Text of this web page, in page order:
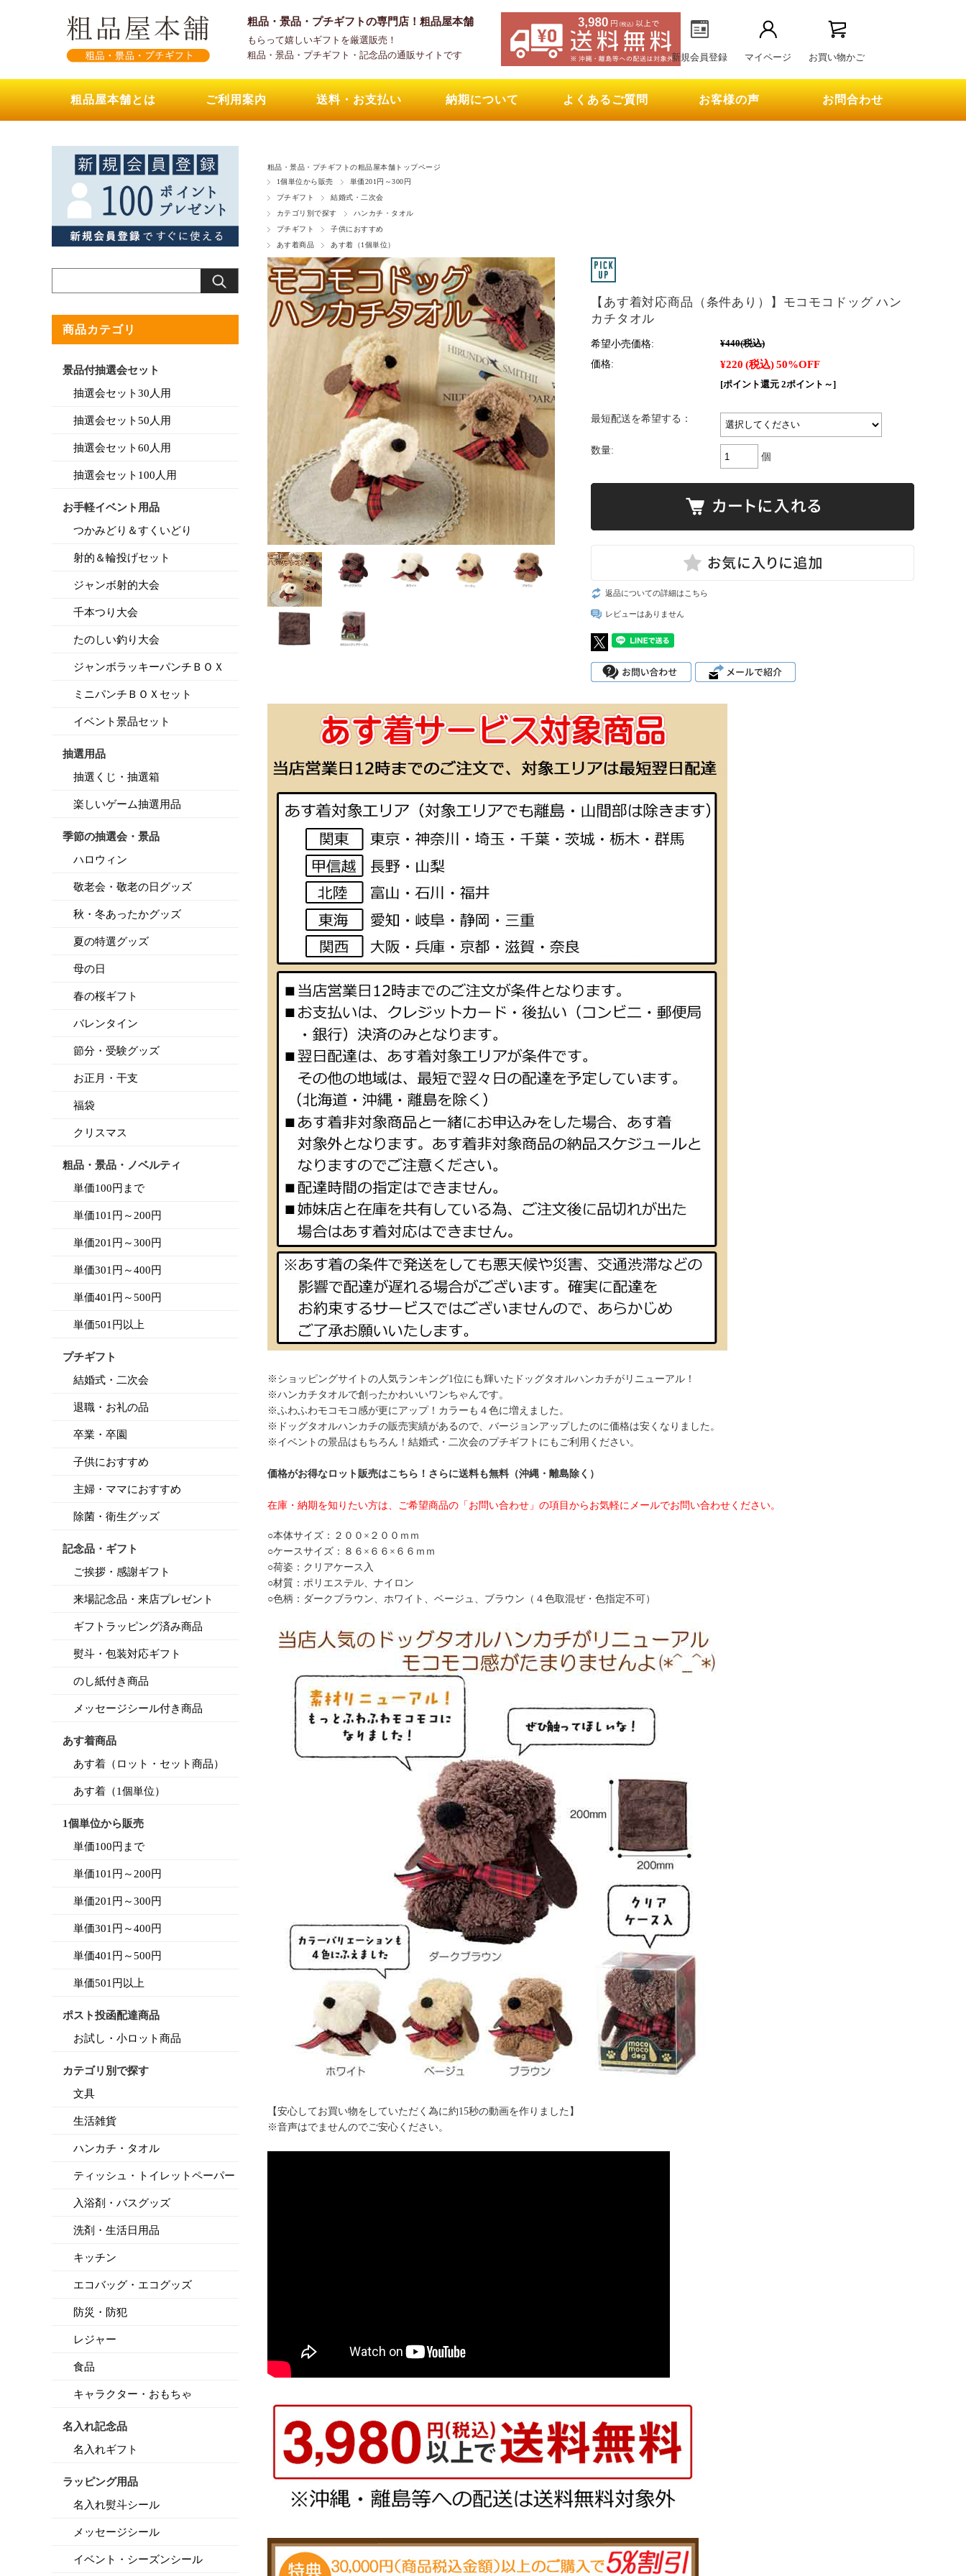
粗品・景品・プチギフトの専門店！粗品屋本舗
もらって嬉しいギフトを厳選販売！
粗品・景品・プチギフト・記念品の通販サイトです
新規会員登録 マイページ お買い物かご
粗品屋本舗とは ご利用案内 送料・お支払い 納期について よくあるご質問 お客様の声 お問合わせ
粗品・景品・プチギフトの粗品屋本舗トップページ
1個単位から販売
単価201円～300円
プチギフト
結婚式・二次会
カテゴリ別で探す
ハンカチ・タオル
プチギフト
子供におすすめ
あす着商品
あす着（1個単位）
【あす着対応商品（条件あり）】モコモコドッグ ハン
カチタオル
希望小売価格: ¥440(税込)
価格: ¥220 (税込)50%OFF
[ポイント還元 2ポイント～]
最短配送を希望する：
数量:
個
返品についての詳細はこちら
レビューはありません
※ショッピングサイトの人気ランキング1位にも輝いたドッグタオルハンカチがリニューアル！
※ハンカチタオルで創ったかわいいワンちゃんです。
※ふわふわモコモコ感が更にアップ！カラーも４色に増えました。
※ドッグタオルハンカチの販売実績があるので、バージョンアップしたのに価格は安くなりました。
※イベントの景品はもちろん！結婚式・二次会のプチギフトにもご利用ください。
価格がお得なロット販売はこちら！さらに送料も無料（沖縄・離島除く）
在庫・納期を知りたい方は、ご希望商品の「お問い合わせ」の項目からお気軽にメールでお問い合わせください。
○本体サイズ：２００×２００ｍｍ
○ケースサイズ：８６×６６×６６ｍｍ
○荷姿：クリアケース入
○材質：ポリエステル、ナイロン
○色柄：ダークブラウン、ホワイト、ベージュ、ブラウン（４色取混ぜ・色指定不可）
【安心してお買い物をしていただく為に約15秒の動画を作りました】
※音声はでませんのでご安心ください。
商品カテゴリ
景品付抽選会セット
抽選会セット30人用
抽選会セット50人用
抽選会セット60人用
抽選会セット100人用
お手軽イベント用品
つかみどり＆すくいどり
射的＆輪投げセット
ジャンボ射的大会
千本つり大会
たのしい釣り大会
ジャンボラッキーパンチＢＯＸ
ミニパンチＢＯＸセット
イベント景品セット
抽選用品
抽選くじ・抽選箱
楽しいゲーム抽選用品
季節の抽選会・景品
ハロウィン
敬老会・敬老の日グッズ
秋・冬あったかグッズ
夏の特選グッズ
母の日
春の桜ギフト
バレンタイン
節分・受験グッズ
お正月・干支
福袋
クリスマス
粗品・景品・ノベルティ
単価100円まで
単価101円～200円
単価201円～300円
単価301円～400円
単価401円～500円
単価501円以上
プチギフト
結婚式・二次会
退職・お礼の品
卒業・卒園
子供におすすめ
主婦・ママにおすすめ
除菌・衛生グッズ
記念品・ギフト
ご挨拶・感謝ギフト
来場記念品・来店プレゼント
ギフトラッピング済み商品
熨斗・包装対応ギフト
のし紙付き商品
メッセージシール付き商品
あす着商品
あす着（ロット・セット商品）
あす着（1個単位）
1個単位から販売
単価100円まで
単価101円～200円
単価201円～300円
単価301円～400円
単価401円～500円
単価501円以上
ポスト投函配達商品
お試し・小ロット商品
カテゴリ別で探す
文具
生活雑貨
ハンカチ・タオル
ティッシュ・トイレットペーパー
入浴剤・バスグッズ
洗剤・生活日用品
キッチン
エコバッグ・エコグッズ
防災・防犯
レジャー
食品
キャラクター・おもちゃ
名入れ記念品
名入れギフト
ラッピング用品
名入れ熨斗シール
メッセージシール
イベント・シーズンシール